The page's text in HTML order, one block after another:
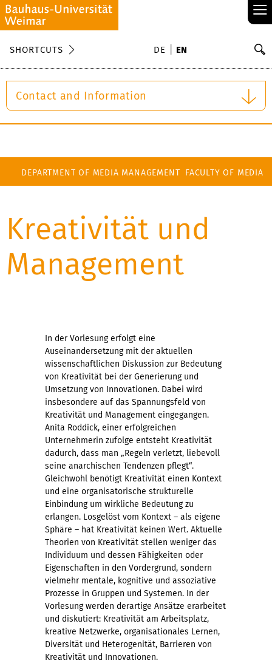
≡
SHORTCUTS DE EN
Contact and Information
DEPARTMENT OF MEDIA MANAGEMENT FACULTY OF MEDIA
Kreativität und
Management
In der Vorlesung erfolgt eine
Auseinandersetzung mit der aktuellen
wissenschaftlichen Diskussion zur Bedeutung
von Kreativität bei der Generierung und
Umsetzung von Innovationen. Dabei wird
insbesondere auf das Spannungsfeld von
Kreativität und Management eingegangen.
Anita Roddick, einer erfolgreichen
Unternehmerin zufolge entsteht Kreativität
dadurch, dass man „Regeln verletzt, liebevoll
seine anarchischen Tendenzen pflegt“.
Gleichwohl benötigt Kreativität einen Kontext
und eine organisatorische strukturelle
Einbindung um wirkliche Bedeutung zu
erlangen. Losgelöst vom Kontext – als eigene
Sphäre – hat Kreativität keinen Wert. Aktuelle
Theorien von Kreativität stellen weniger das
Individuum und dessen Fähigkeiten oder
Eigenschaften in den Vordergrund, sondern
vielmehr mentale, kognitive und assoziative
Prozesse in Gruppen und Systemen. In der
Vorlesung werden derartige Ansätze erarbeitet
und diskutiert: Kreativität am Arbeitsplatz,
kreative Netzwerke, organisationales Lernen,
Diversität und Heterogenität, Barrieren von
Kreativität und Innovationen.